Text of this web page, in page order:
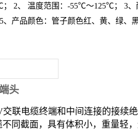
2、 温度范围：-55℃～125℃； 3、
、产品颜色：管子颜色红、黄、绿、
头
联电缆终端和中间连接的接续
同截面，具有体积小，重量轻